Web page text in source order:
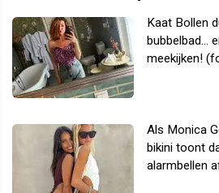
Kaat Bollen
bubbelbad...
meekijken!
Als Monica
bikini toont
alarmbellen